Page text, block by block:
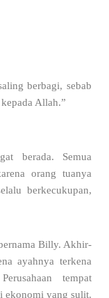
berbagi, sebab
Allah.”
berada. Semua
orang tuanya
berkecukupan,
Billy. Akhir-
ayahnya terkena
tempat
ekonomi yang sulit.